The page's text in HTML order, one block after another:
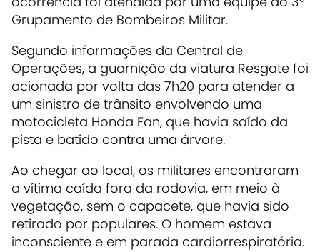
Grupamento de Bombeiros Militar.
Segundo informações da Central de
Operações, a guarnição da viatura Resgate foi
acionada por volta das 7h20 para atender a
um sinistro de trânsito envolvendo uma
motocicleta Honda Fan, que havia saído da
pista e batido contra uma árvore.
Ao chegar ao local, os militares encontraram
a vítima caída fora da rodovia, em meio à
vegetação, sem o capacete, que havia sido
retirado por populares. O homem estava
inconsciente e em parada cardiorrespiratória.